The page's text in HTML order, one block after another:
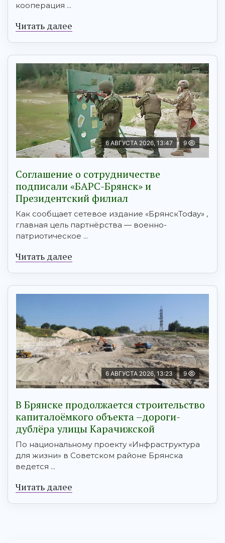
кооперация ...
Читать далее
6 АВГУСТА 2026, 13:47 9
Соглашение о сотрудничестве
подписали «БАРС-Брянск» и
Президентский филиал
Как сообщает сетевое издание «БрянскToday» ,
главная цель партнёрства — военно-
патриотическое ...
Читать далее
6 АВГУСТА 2026, 13:23 9
В Брянске продолжается строительство
капиталоёмкого объекта –дороги-
дублёра улицы Карачижской
По национальному проекту «Инфраструктура
для жизни» в Советском районе Брянска
ведется ...
Читать далее